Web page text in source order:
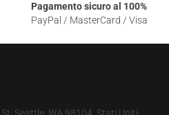
Pagamento sicuro al 100%
PayPal / MasterCard / Visa